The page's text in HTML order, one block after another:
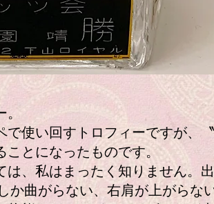
。
使い回すトロフィーですが、
ことになったものです。
、私はまったく知りません。
か曲がらない、右肩が上がらな